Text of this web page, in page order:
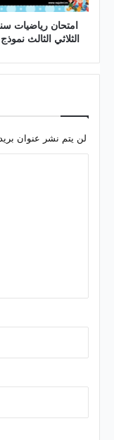
امتحان رياضيات
الثلاثي الثالث نموذج
لن يتم نشر عنوان